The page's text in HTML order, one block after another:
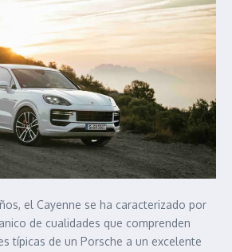
el Cayenne se ha caracterizado por
de cualidades que comprenden
típicas de un Porsche a un excelente